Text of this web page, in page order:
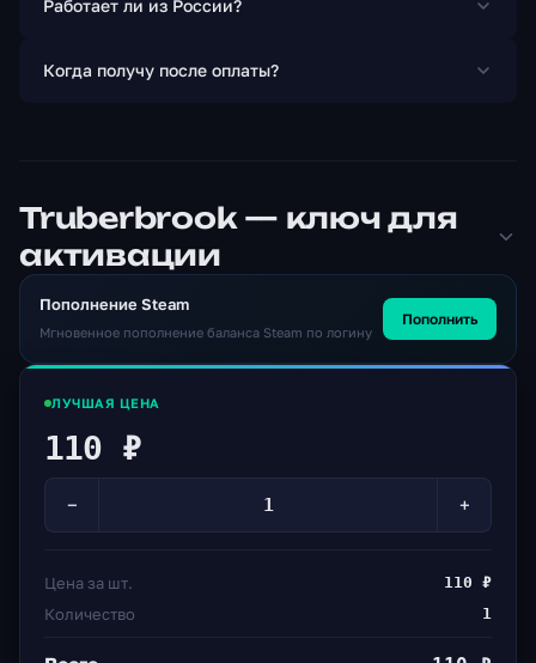
лояльность, самооткрытие и миниатюрные декорации
английском и немецком языках! Атмосферный,
Работает ли из России?
Когда получу после оплаты?
Truberbrook — ключ для
активации
Пополнение Steam
Мгновенное пополнение баланса Steam по логину
Пополнить
ЛУЧШАЯ ЦЕНА
110 ₽
− +
Цена за шт. 110 ₽
Количество 1